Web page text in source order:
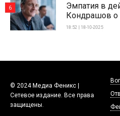
Эмпатия в
Кондрашов о
18:52 | 18-10-2025
6
© 2024 Медиа Феникс |
Сетевое издание. Все права
защищены.